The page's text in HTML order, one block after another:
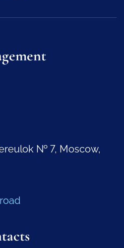
№ 7, Moscow,